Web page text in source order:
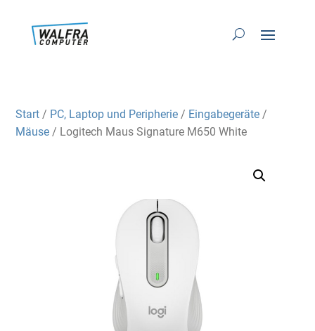
Start / PC, Laptop und Peripherie / Eingabegeräte /
Mäuse / Logitech Maus Signature M650 White